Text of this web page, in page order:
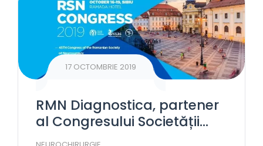
17 OCTOMBRIE 2019
RMN Diagnostica, partener
al Congresului Societății
Române de Neurorchirurgie